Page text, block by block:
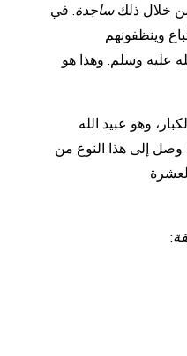
خلال ذلكساجدة. في
وينظفونهم
عليه وسلم. وهذا هو
وهو عبيد الله
وصل إلى هذا النوع من
: